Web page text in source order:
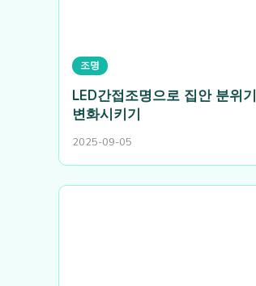
조명
LED간접조명으로 집안 분위기
변화시키기
2025-09-05